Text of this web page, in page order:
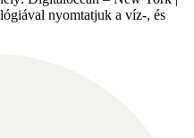
nyomtatjuk a víz-, és